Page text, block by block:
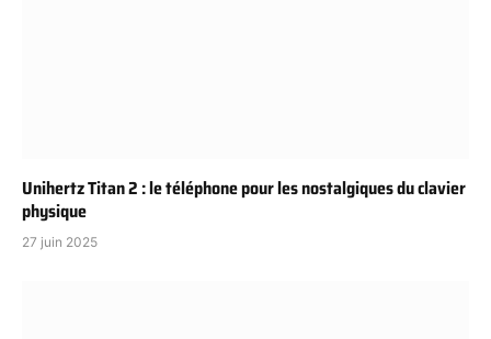
Unihertz Titan 2 : le téléphone pour les nostalgiques du clavier
physique
27 juin 2025